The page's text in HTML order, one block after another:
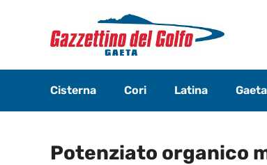
contenuto
Cisterna Cori Latina Gaeta
Potenziato organico